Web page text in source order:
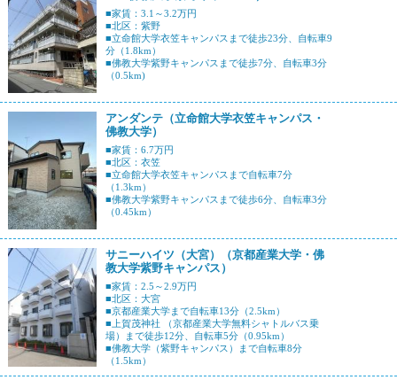
■家賃：3.1～3.2万円
■北区：紫野
■立命館大学衣笠キャンパスまで徒歩23分、自転車9
分（1.8km）
■佛教大学紫野キャンパスまで徒歩7分、自転車3分
（0.5km)
アンダンテ（立命館大学衣笠キャンパス・
佛教大学）
■家賃：6.7万円
■北区：衣笠
■立命館大学衣笠キャンパスまで自転車7分
（1.3km）
■佛教大学紫野キャンパスまで徒歩6分、自転車3分
（0.45km）
サニーハイツ（大宮）（京都産業大学・佛
教大学紫野キャンパス）
■家賃：2.5～2.9万円
■北区：大宮
■京都産業大学まで自転車13分（2.5km）
■上賀茂神社 （京都産業大学無料シャトルバス乗
場）まで徒歩12分、自転車5分（0.95km）
■佛教大学（紫野キャンパス）まで自転車8分
（1.5km）